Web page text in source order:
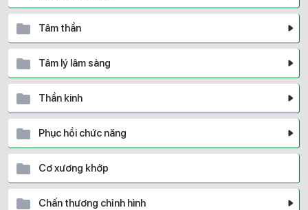
Tâm thần
Tâm lý lâm sàng
Thần kinh
Phục hồi chức năng
Cơ xương khớp
Chấn thương chỉnh hình